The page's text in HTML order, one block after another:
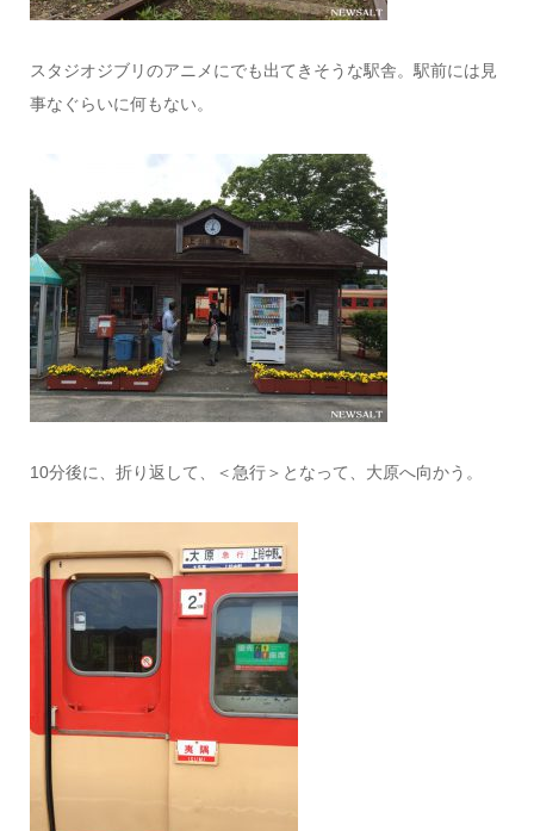
スタジオジブリのアニメにでも出てきそうな駅舎。駅前には見
事なぐらいに何もない。
10分後に、折り返して、＜急行＞となって、大原へ向かう。